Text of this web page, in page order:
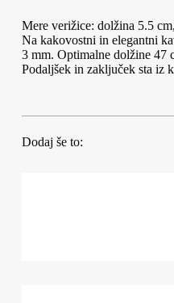
Mere verižice: dolžina 5.5
Na kakovostni in elegantni
3 mm. Optimalne dolžine 47
Podaljšek in zaključek sta iz
Dodaj še to: